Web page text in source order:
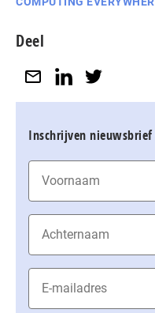
Deel
Inschrijven nieuwsbrief